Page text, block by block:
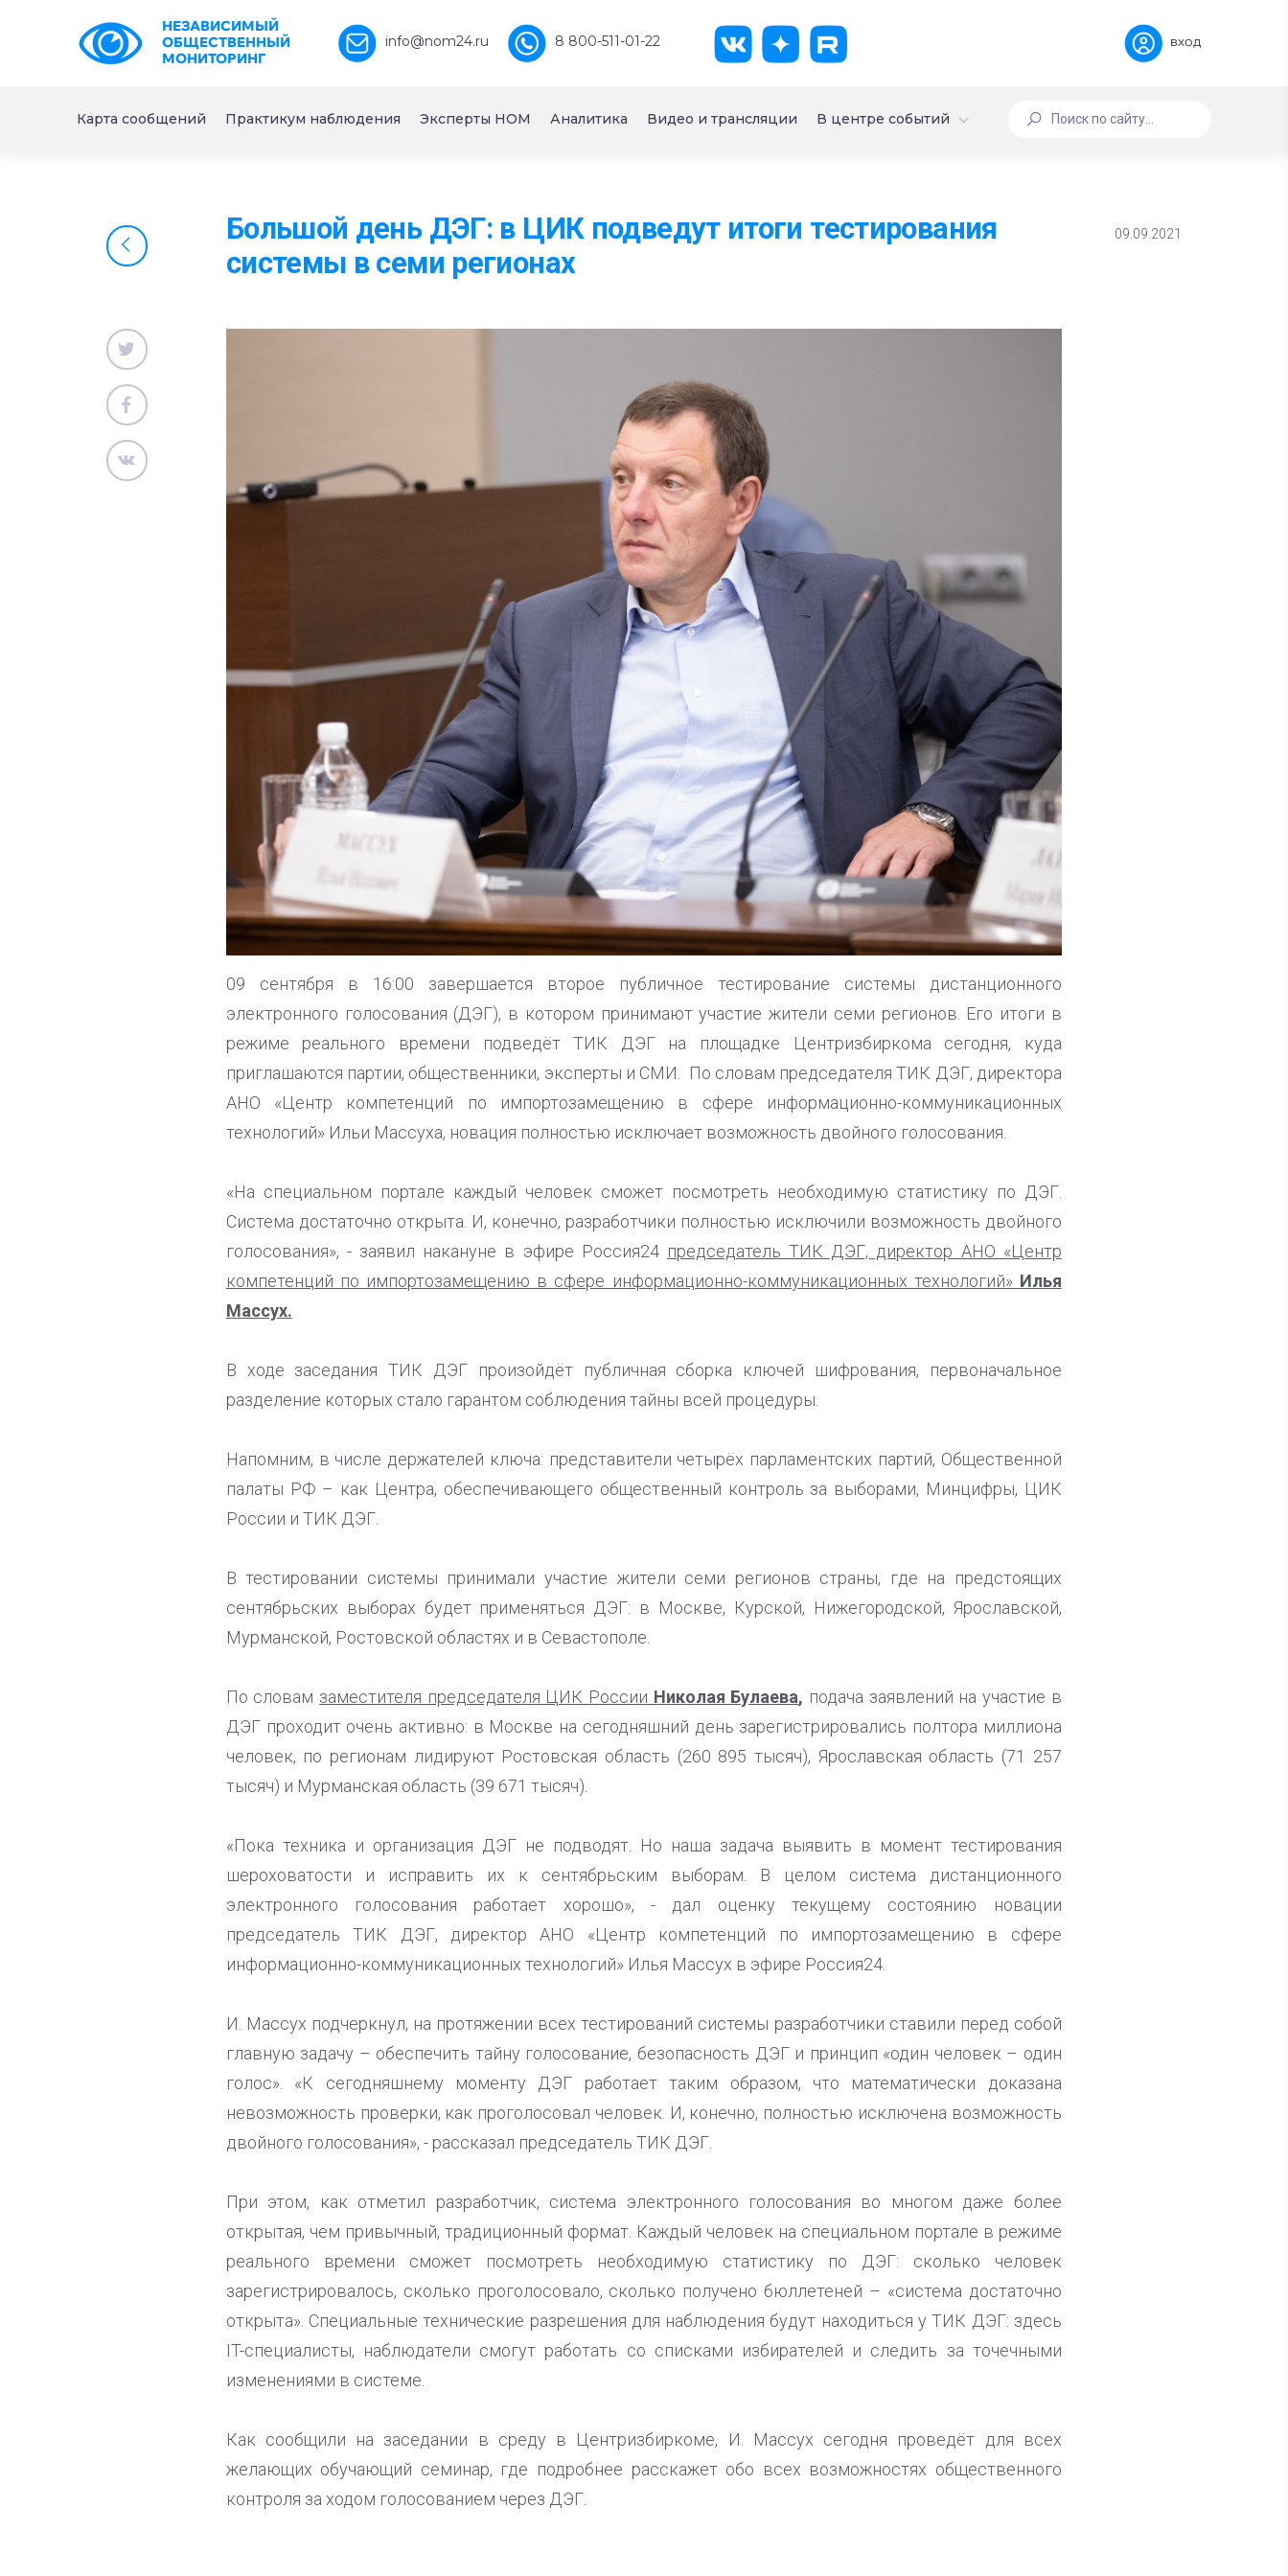
НЕЗАВИСИМЫЙ
ОБЩЕСТВЕННЫЙ
МОНИТОРИНГ
info@nom24.ru 8 800-511-01-22 вход
Карта сообщений Практикум наблюдения Эксперты НОМ Аналитика Видео и трансляции В центре событий
Большой день ДЭГ: в ЦИК подведут итоги тестирования
системы в семи регионах
09.09.2021
09 сентября в 16:00 завершается второе публичное тестирование системы дистанционного
электронного голосования (ДЭГ), в котором принимают участие жители семи регионов. Его итоги в
режиме реального времени подведёт ТИК ДЭГ на площадке Центризбиркома сегодня, куда
приглашаются партии, общественники, эксперты и СМИ. По словам председателя ТИК ДЭГ, директора
АНО «Центр компетенций по импортозамещению в сфере информационно-коммуникационных
технологий» Ильи Массуха, новация полностью исключает возможность двойного голосования.
«На специальном портале каждый человек сможет посмотреть необходимую статистику по ДЭГ.
Система достаточно открыта. И, конечно, разработчики полностью исключили возможность двойного
голосования», - заявил накануне в эфире Россия24 председатель ТИК ДЭГ, директор АНО «Центр
компетенций по импортозамещению в сфере информационно-коммуникационных технологий» Илья
Массух.
В ходе заседания ТИК ДЭГ произойдёт публичная сборка ключей шифрования, первоначальное
разделение которых стало гарантом соблюдения тайны всей процедуры.
Напомним, в числе держателей ключа: представители четырёх парламентских партий, Общественной
палаты РФ – как Центра, обеспечивающего общественный контроль за выборами, Минцифры, ЦИК
России и ТИК ДЭГ.
В тестировании системы принимали участие жители семи регионов страны, где на предстоящих
сентябрьских выборах будет применяться ДЭГ: в Москве, Курской, Нижегородской, Ярославской,
Мурманской, Ростовской областях и в Севастополе.
По словам заместителя председателя ЦИК России Николая Булаева, подача заявлений на участие в
ДЭГ проходит очень активно: в Москве на сегодняшний день зарегистрировались полтора миллиона
человек, по регионам лидируют Ростовская область (260 895 тысяч), Ярославская область (71 257
тысяч) и Мурманская область (39 671 тысяч).
«Пока техника и организация ДЭГ не подводят. Но наша задача выявить в момент тестирования
шероховатости и исправить их к сентябрьским выборам. В целом система дистанционного
электронного голосования работает хорошо», - дал оценку текущему состоянию новации
председатель ТИК ДЭГ, директор АНО «Центр компетенций по импортозамещению в сфере
информационно-коммуникационных технологий» Илья Массух в эфире Россия24.
И. Массух подчеркнул, на протяжении всех тестирований системы разработчики ставили перед собой
главную задачу – обеспечить тайну голосование, безопасность ДЭГ и принцип «один человек – один
голос». «К сегодняшнему моменту ДЭГ работает таким образом, что математически доказана
невозможность проверки, как проголосовал человек. И, конечно, полностью исключена возможность
двойного голосования», - рассказал председатель ТИК ДЭГ.
При этом, как отметил разработчик, система электронного голосования во многом даже более
открытая, чем привычный, традиционный формат. Каждый человек на специальном портале в режиме
реального времени сможет посмотреть необходимую статистику по ДЭГ: сколько человек
зарегистрировалось, сколько проголосовало, сколько получено бюллетеней – «система достаточно
открыта». Специальные технические разрешения для наблюдения будут находиться у ТИК ДЭГ: здесь
IT-специалисты, наблюдатели смогут работать со списками избирателей и следить за точечными
изменениями в системе.
Как сообщили на заседании в среду в Центризбиркоме, И. Массух сегодня проведёт для всех
желающих обучающий семинар, где подробнее расскажет обо всех возможностях общественного
контроля за ходом голосованием через ДЭГ.